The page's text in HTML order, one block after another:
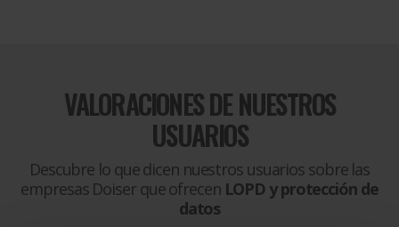
VALORACIONES DE NUESTROS
USUARIOS
Descubre lo que dicen nuestros usuarios sobre las
empresas Doiser que ofrecen LOPD y protección de
datos